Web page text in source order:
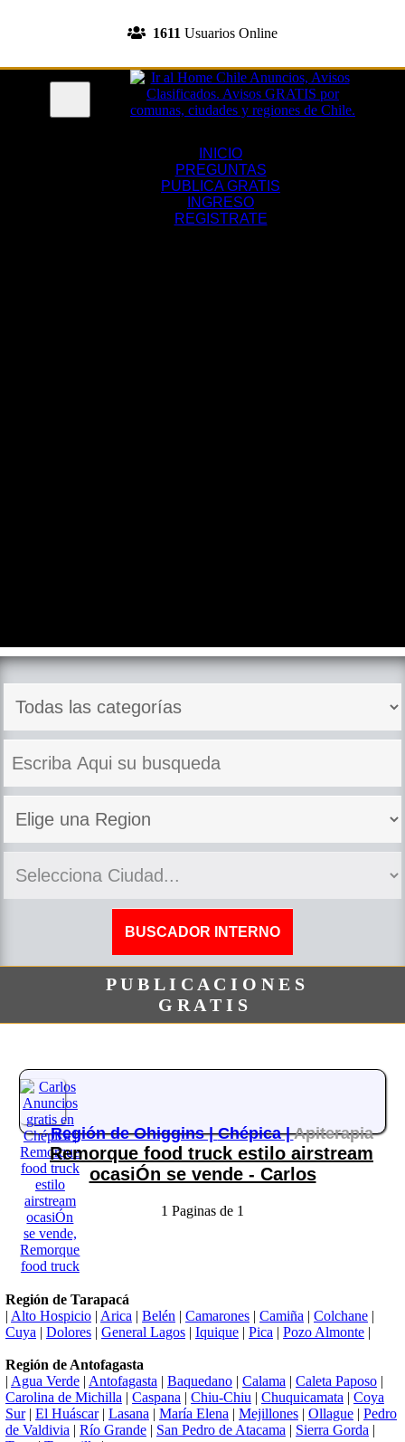
1611 Usuarios Online
INICIO
PREGUNTAS
PUBLICA GRATIS
INGRESO
REGISTRATE
P U B L I C A C I O N E S
G R A T I S
Región de Ohiggins |Chépica |Apiterapia
Remorque food truck estilo airstream
ocasiÓn se vende - Carlos
1 Paginas de 1
Región de Tarapacá
| Alto Hospicio | Arica | Belén | Camarones | Camiña | Colchane |
Cuya | Dolores | General Lagos | Iquique | Pica | Pozo Almonte |
Región de Antofagasta
| Agua Verde | Antofagasta | Baquedano | Calama | Caleta Paposo |
Carolina de Michilla | Caspana | Chiu-Chiu | Chuquicamata | Coya
Sur| El Huáscar| Lasana | María Elena | Mejillones | Ollague | Pedro
de Valdivia | Río Grande | San Pedro de Atacama | Sierra Gorda |